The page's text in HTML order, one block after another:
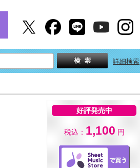
詳細検索
好評発売中
税込： 1,100 円